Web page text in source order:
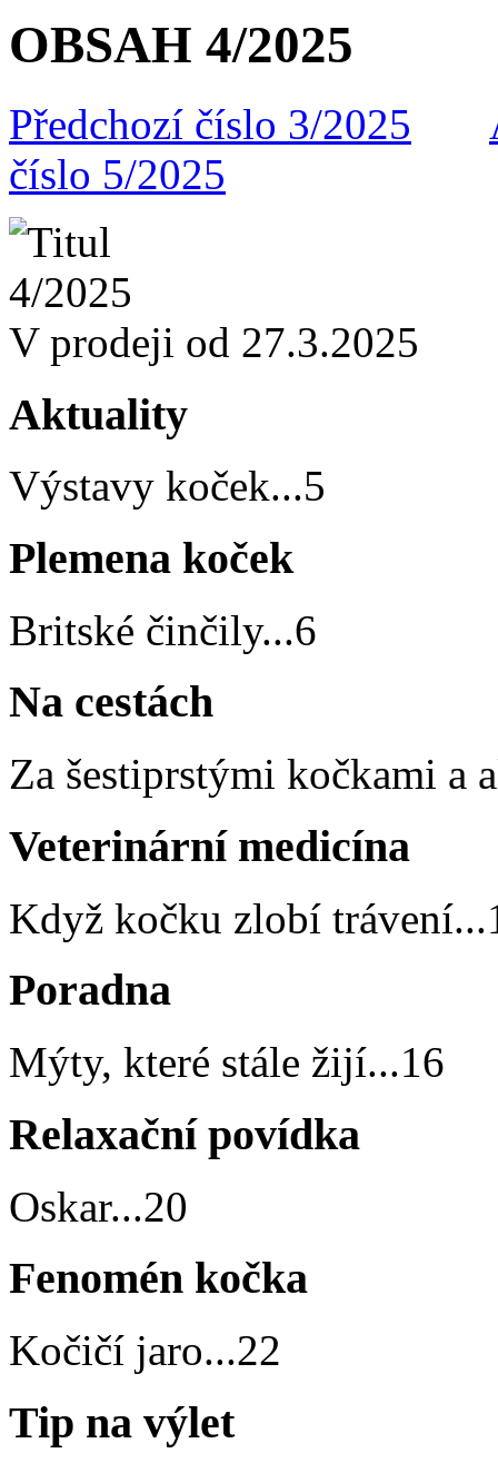
OBSAH 4/2025
Předchozí číslo 3/2025
číslo 5/2025
V prodeji od 27.3.2025
Aktuality
Výstavy koček...5
Plemena koček
Britské činčily...6
Na cestách
Za šestiprstými kočkami a
Veterinární medicína
Když kočku zlobí trávení...
Poradna
Mýty, které stále žijí...16
Relaxační povídka
Oskar...20
Fenomén kočka
Kočičí jaro...22
Tip na výlet